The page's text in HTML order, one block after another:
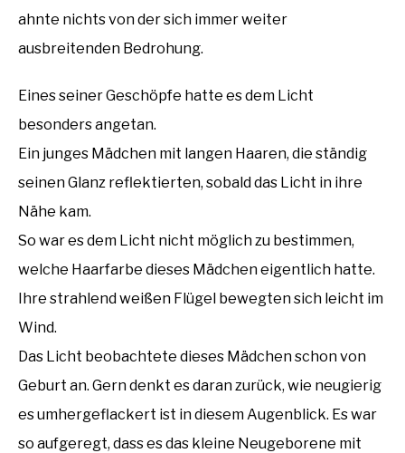
ahnte nichts von der sich immer weiter
ausbreitenden Bedrohung.
Eines seiner Geschöpfe hatte es dem Licht
besonders angetan.
Ein junges Mädchen mit langen Haaren, die ständig
seinen Glanz reflektierten, sobald das Licht in ihre
Nähe kam.
So war es dem Licht nicht möglich zu bestimmen,
welche Haarfarbe dieses Mädchen eigentlich hatte.
Ihre strahlend weißen Flügel bewegten sich leicht im
Wind.
Das Licht beobachtete dieses Mädchen schon von
Geburt an. Gern denkt es daran zurück, wie neugierig
es umhergeflackert ist in diesem Augenblick. Es war
so aufgeregt, dass es das kleine Neugeborene mit